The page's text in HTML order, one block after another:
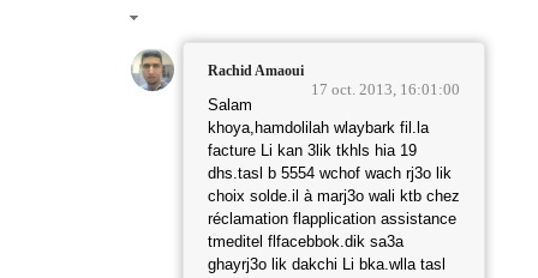
Rachid Amaoui
17 oct. 2013, 16:01:00
Salam
khoya,hamdolilah wlaybark fil.la
facture Li kan 3lik tkhls hia 19
dhs.tasl b 5554 wchof wach rj3o lik
choix solde.il à marj3o wali ktb chez
réclamation flapplication assistance
tmeditel flfacebbok.dik sa3a
ghayrj3o lik dakchi Li bka.wlla tasl